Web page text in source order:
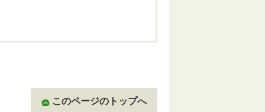
このページのトップへ